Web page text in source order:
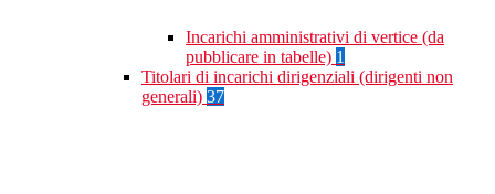
Incarichi amministrativi di vertice (da
pubblicare in tabelle) 1
Titolari di incarichi dirigenziali (dirigenti non
generali) 37